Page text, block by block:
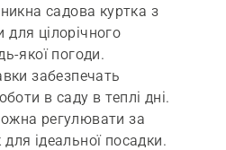
садова куртка з
цілорічного
якої погоди.
забезпечать
в саду в теплі дні.
регулювати за
ідеальної посадки.